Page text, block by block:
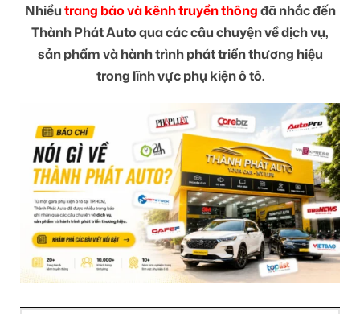
Nhiềutrang báo và kênh truyền thôngđã nhắc đến
Thành Phát Auto qua các câu chuyện về dịch vụ,
sản phẩm và hành trình phát triển thương hiệu
trong lĩnh vực phụ kiện ô tô.